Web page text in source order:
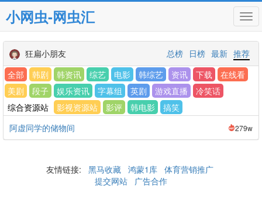
小网虫-网虫汇
狂扁小朋友 推荐
最新
日榜
总榜
全部
韩剧 韩资讯 综艺 电影 韩综艺 资讯 下载
在线看
美剧
段子 娱乐资讯 字幕组 英剧 游戏直播
冷笑话
综合资源站
影视资源站 影评 韩电影
搞笑
阿虚同学的储物间
279w
友情链接: 黑马收藏 鸿蒙1库 体育营销推广
提交网站
广告合作